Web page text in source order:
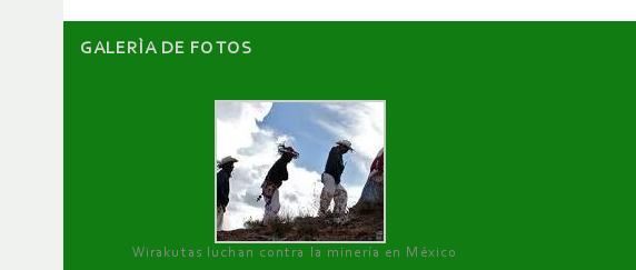
GALERÌA DE FOTOS
Wirakutas luchan contra la minería en México